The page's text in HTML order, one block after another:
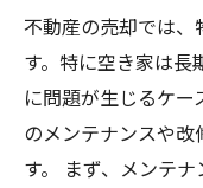
不動産の売却では
す。特に空き家は長
に問題が生じるケ
のメンテナンスや改
す。 まず、メンテ